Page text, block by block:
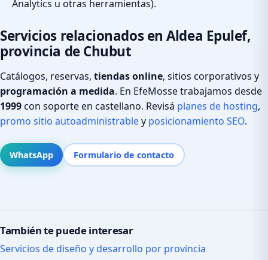
Analytics u otras herramientas).
Servicios relacionados en Aldea Epulef,
provincia de Chubut
Catálogos, reservas, tiendas online, sitios corporativos y
programación a medida. En EfeMosse trabajamos desde
1999con soporte en castellano. Revisá planes de hosting,
promo sitio autoadministrabley posicionamiento SEO.
WhatsApp Formulario de contacto
También te puede interesar
Servicios de diseño y desarrollo por provincia